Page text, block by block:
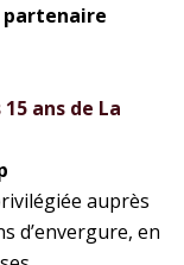
partenaire
ans de La
auprès
d’envergure, en